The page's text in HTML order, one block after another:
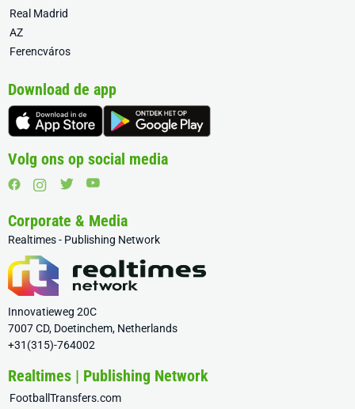
Real Madrid
AZ
Ferencváros
Download de app
Volg ons op social media
Corporate & Media
Realtimes - Publishing Network
Innovatieweg 20C
7007 CD, Doetinchem, Netherlands
+31(315)-764002
Realtimes | Publishing Network
FootballTransfers.com